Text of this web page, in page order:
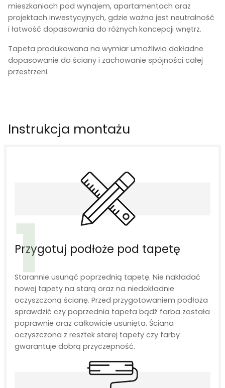
mieszkaniach pod wynajem, apartamentach oraz
projektach inwestycyjnych, gdzie ważna jest neutralność
i łatwość dopasowania do różnych koncepcji wnętrz.
Tapeta produkowana na wymiar umożliwia dokładne
dopasowanie do ściany i zachowanie spójności całej
przestrzeni.
Instrukcja montażu
1
Przygotuj podłoże pod tapetę
Starannie usunąć poprzednią tapetę. Nie nakładać
nowej tapety na starą oraz na niedokładnie
oczyszczoną ścianę. Przed przygotowaniem podłoża
sprawdzić czy poprzednia tapeta bądź farba została
poprawnie oraz całkowicie usunięta. Ściana
oczyszczona z resztek starej tapety czy farby
gwarantuje dobrą przyczepność.